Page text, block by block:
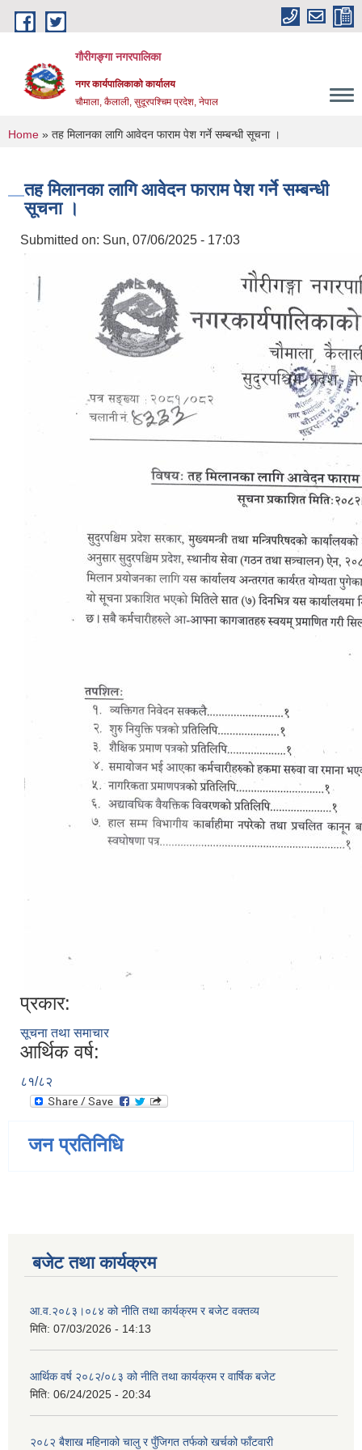
Skip to main content
गौरीगङ्गा नगरपालिका
नगर कार्यपालिकाको कार्यालय
चौमाला, कैलाली, सुदूरपश्चिम प्रदेश, नेपाल
You are here
Home » तह मिलानका लागि आवेदन फाराम पेश गर्ने सम्बन्धी सूचना ।
तह मिलानका लागि आवेदन फाराम पेश गर्ने सम्बन्धी
सूचना ।
Submitted on: Sun, 07/06/2025 - 17:03
प्रकार:
सूचना तथा समाचार
आर्थिक वर्ष:
८१/८२
जन प्रतिनिधि
बजेट तथा कार्यक्रम
आ.व.२०८३।०८४ को नीति तथा कार्यक्रम र बजेट वक्तव्य
मिति: 07/03/2026 - 14:13
आर्थिक वर्ष २०८२/०८३ को नीति तथा कार्यक्रम र वार्षिक बजेट
मिति: 06/24/2025 - 20:34
२०८२ बैशाख महिनाको चालु र पुँजिगत तर्फको खर्चको फाँटवारी